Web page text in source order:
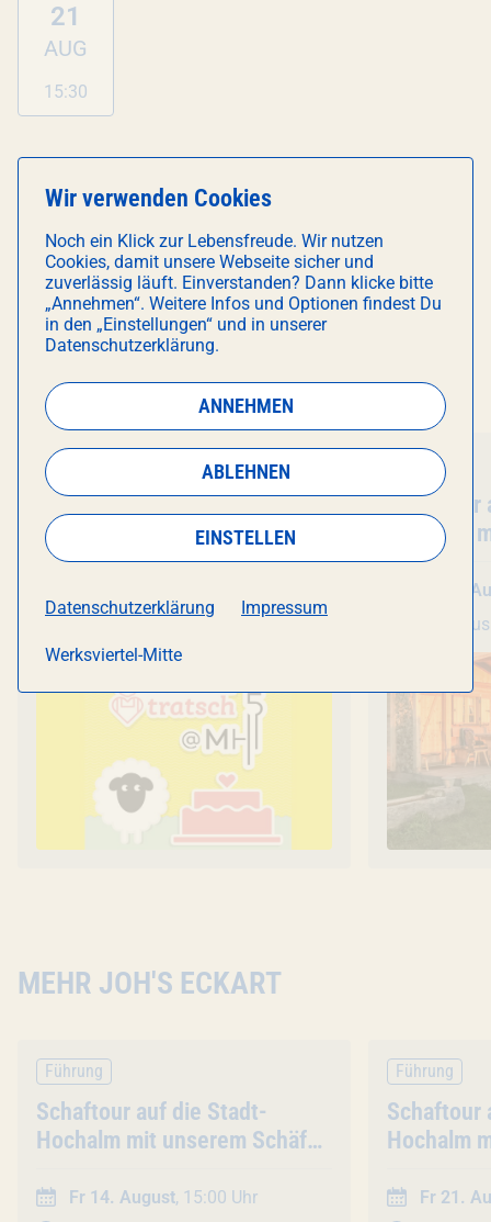
21
AUG
15:30
KONTAKTDATEN VERANSTALTER
E-Mail: stadtalm@joec-gmbh.de
DAS KÖNNTE DICH AUCH
INTERESSIEREN
Essen & Trinken
Veranstaltung
Kuchentratsch- POP-UP CAFÉ
Führung
Schaftour
Hochalm
(45 Min. /
Fr 14.
ECKhaus
MEHR JOH'S ECKART
Führung
Veranstaltung
Schaftour auf die Stadt-
Hochalm mit unserem Schäfer
Fr 14. August, 15:00 Uhr
Führung
Schaftour
Hochalm
Fr 21.
Wir verwenden Cookies
Noch ein Klick zur Lebensfreude. Wir nutzen
Cookies, damit unsere Webseite sicher und
zuverlässig läuft. Einverstanden? Dann klicke bitte
„Annehmen“. Weitere Infos und Optionen findest Du
in den „Einstellungen“ und in unserer
Datenschutzerklärung.
ANNEHMEN
ABLEHNEN
EINSTELLEN
Datenschutzerklärung Impressum
Werksviertel-Mitte